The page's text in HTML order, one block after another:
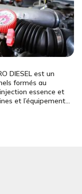
DIESEL est un
formés au
essence et
et l’équipement...